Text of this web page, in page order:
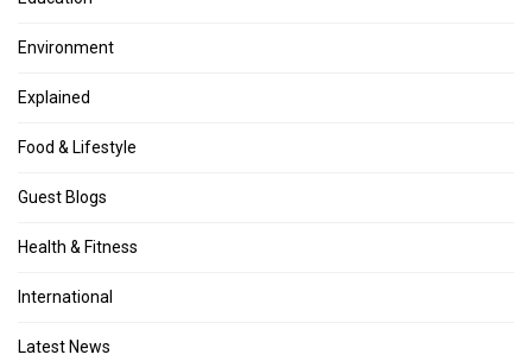
Environment
Explained
Food & Lifestyle
Guest Blogs
Health & Fitness
International
Latest News